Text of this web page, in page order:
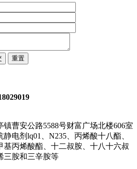
镇曹安公路5588号财富广场北楼606室
电剂lq01、N235、丙烯酸十八酯、
基丙烯酸酯、十二叔胺、十八十六叔
三胺和三辛胺等